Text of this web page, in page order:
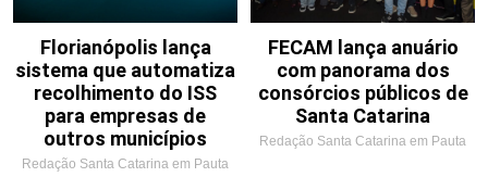
Florianópolis lança
sistema que automatiza
recolhimento do ISS
para empresas de
outros municípios
Redação Santa Catarina em Pauta
FECAM lança anuário
com panorama dos
consórcios públicos de
Santa Catarina
Redação Santa Catarina em Pauta